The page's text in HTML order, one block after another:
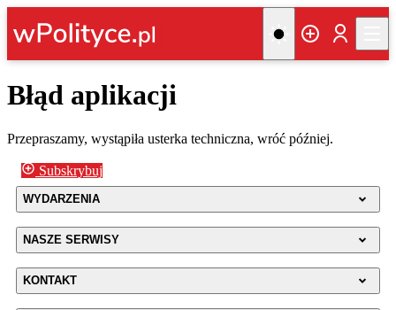
Błąd aplikacji
Przepraszamy, wystąpiła usterka techniczna, wróć później.
Subskrybuj
WYDARZENIA
NASZE SERWISY
KONTAKT